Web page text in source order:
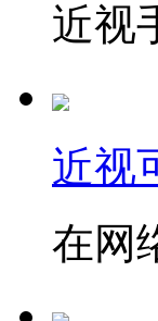
近视
近视
在网